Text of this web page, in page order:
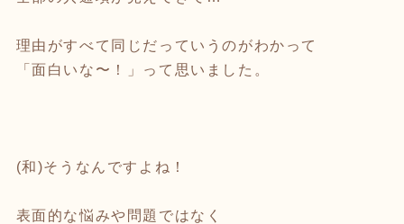
理由がすべて同じだっていうのがわかって
「面白いな〜！」って思いました。
(和)そうなんですよね！
表面的な悩みや問題ではなく